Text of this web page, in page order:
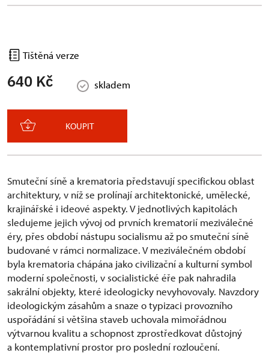
Tištěná verze
640 Kč skladem
KOUPIT
Smuteční síně a krematoria představují specifickou oblast
architektury, v níž se prolínají architektonické, umělecké,
krajinářské i ideové aspekty. V jednotlivých kapitolách
sledujeme jejich vývoj od prvních krematorií meziválečné
éry, přes období nástupu socialismu až po smuteční síně
budované v rámci normalizace. V meziválečném období
byla krematoria chápána jako civilizační a kulturní symbol
moderní společnosti, v socialistické éře pak nahradila
sakrální objekty, které ideologicky nevyhovovaly. Navzdory
ideologickým zásahům a snaze o typizaci provozního
uspořádání si většina staveb uchovala mimořádnou
výtvarnou kvalitu a schopnost zprostředkovat důstojný
a kontemplativní prostor pro poslední rozloučení.